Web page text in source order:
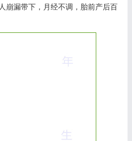
崩漏带下，月经不调，胎前产后百